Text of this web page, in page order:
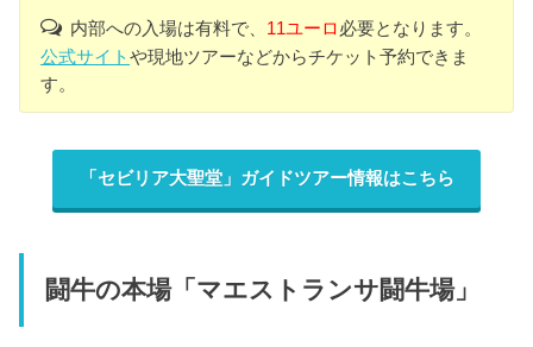
内部への入場は有料で、 11ユーロ必要となります。
公式サイトや現地ツアーなどからチケット予約できま
す。
「セビリア大聖堂」ガイドツアー情報はこちら
闘牛の本場「マエストランサ闘牛場」